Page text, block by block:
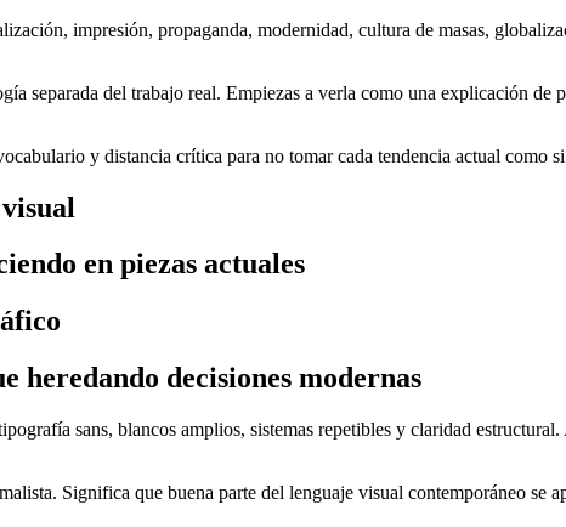
impresión, propaganda, modernidad, cultura de masas,
separada del trabajo real. Empiezas a verla como una explicación de
y distancia crítica para no tomar cada tendencia actual como
en piezas actuales
heredando decisiones modernas
sans, blancos amplios, sistemas repetibles y claridad
Significa que buena parte del lenguaje visual contemporáneo se